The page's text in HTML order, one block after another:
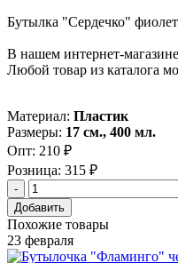
Бутылка "Сердечко"
В нашем интернет-
Любой товар из каталога
Материал: Пластик
Размеры: 17 см., 400 мл.
Опт: 210 ₽
Розница: 315 ₽
Добавить
Похожие товары
23 февраля